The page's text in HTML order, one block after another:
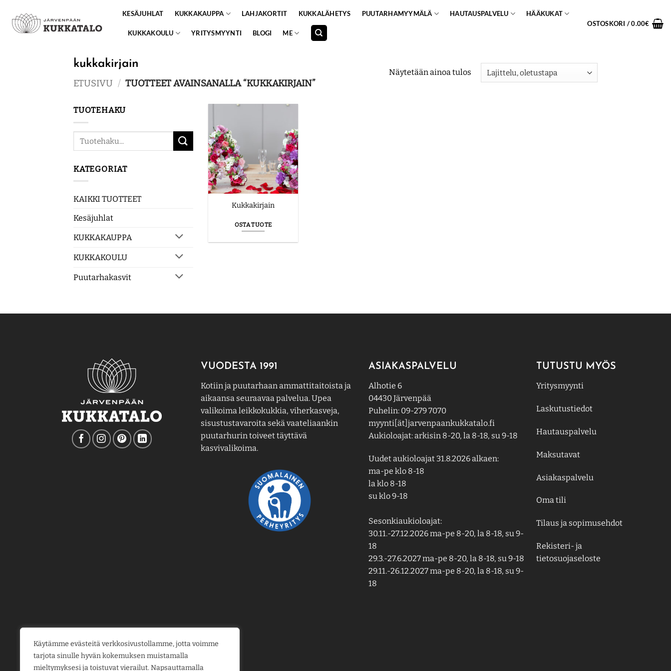
Käytämme evästeitä verkkosivustollamme, jotta voimme
tarjota sinulle hyvän kokemuksen muistamalla
mieltymyksesi ja toistuvat vierailut. Napsauttamalla
content
KESÄJUHLAT KUKKAKAUPPA LAHJAKORTIT KUKKALÄHETYS PUUTARHAMYYMÄLÄ HAUTAUSPALVELU HÄÄKUKAT
KUKKAKOULU YRITYSMYYNTI BLOGI ME
OSTOSKORI /0.00€
kukkakirjain
ETUSIVU / TUOTTEET AVAINSANALLA “KUKKAKIRJAIN”
Näytetään ainoa tulos
TUOTEHAKU
Etsi:
KATEGORIAT
KAIKKI TUOTTEET
Kesäjuhlat
KUKKAKAUPPA
KUKKAKOULU
Puutarhakasvit
Kukkakirjain
OSTA TUOTE
VUODESTA 1991
Kotiin ja puutarhaan ammattitaitoista ja
aikaansa seuraavaa palvelua. Upea
valikoima leikkokukkia, viherkasveja,
sisustustavaroita sekä vaateliaankin
puutarhurin toiveet täyttävä
kasvivalikoima.
ASIAKASPALVELU
Alhotie 6
04430 Järvenpää
Puhelin: 09-279 7070
myynti[ät]jarvenpaankukkatalo.fi
Aukioloajat: arkisin 8-20, la 8-18, su 9-18
Uudet aukioloajat 31.8.2026 alkaen:
ma-pe klo 8-18
la klo 8-18
su klo 9-18
Sesonkiaukioloajat:
30.11.-27.12.2026 ma-pe 8-20, la 8-18, su 9-
18
29.3.-27.6.2027 ma-pe 8-20, la 8-18, su 9-18
29.11.-26.12.2027 ma-pe 8-20, la 8-18, su 9-
18
TUTUSTU MYÖS
Yritysmyynti
Laskutustiedot
Hautauspalvelu
Maksutavat
Asiakaspalvelu
Oma tili
Tilaus ja sopimusehdot
Rekisteri- ja
tietosuojaseloste